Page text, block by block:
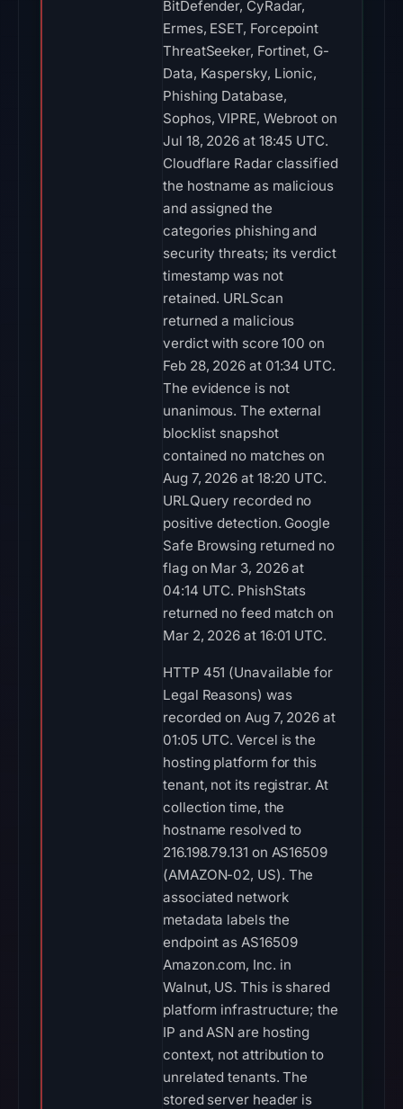
BitDefender, CyRadar,
Ermes, ESET, Forcepoint
ThreatSeeker, Fortinet, G-
Data, Kaspersky, Lionic,
Phishing Database,
Sophos, VIPRE, Webroot on
Jul 18, 2026 at 18:45 UTC.
Cloudflare Radar classified
the hostname as malicious
and assigned the
categories phishing and
security threats; its verdict
timestamp was not
retained. URLScan
returned a malicious
verdict with score 100 on
Feb 28, 2026 at 01:34 UTC.
The evidence is not
unanimous. The external
blocklist snapshot
contained no matches on
Aug 7, 2026 at 18:20 UTC.
URLQuery recorded no
positive detection. Google
Safe Browsing returned no
flag on Mar 3, 2026 at
04:14 UTC. PhishStats
returned no feed match on
Mar 2, 2026 at 16:01 UTC.
HTTP 451 (Unavailable for
Legal Reasons) was
recorded on Aug 7, 2026 at
01:05 UTC. Vercel is the
hosting platform for this
tenant, not its registrar. At
collection time, the
hostname resolved to
216.198.79.131 on AS16509
(AMAZON-02, US). The
associated network
metadata labels the
endpoint as AS16509
Amazon.com, Inc. in
Walnut, US. This is shared
platform infrastructure; the
IP and ASN are hosting
context, not attribution to
unrelated tenants. The
stored server header is